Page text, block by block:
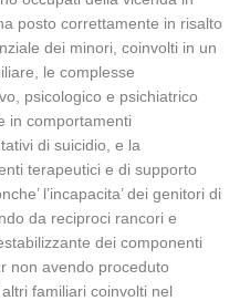
posto correttamente in risalto
dei minori, coinvolti in un
le complesse
psicologico e psichiatrico
in comportamenti
di suicidio, e la
terapeutici e di supporto
l’incapacita’ dei genitori di
da reciproci rancori e
dei componenti
non avendo proceduto
familiari coinvolti nel